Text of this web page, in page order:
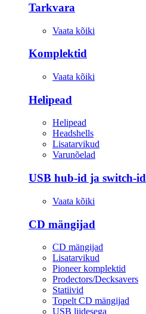
Tarkvara
Vaata kõiki
Komplektid
Vaata kõiki
Helipead
Helipead
Headshells
Lisatarvikud
Varunõelad
USB hub-id ja switch-id
Vaata kõiki
CD mängijad
CD mängijad
Lisatarvikud
Pioneer komplektid
Prodectors/Decksavers
Statiivid
Topelt CD mängijad
USB liidesega